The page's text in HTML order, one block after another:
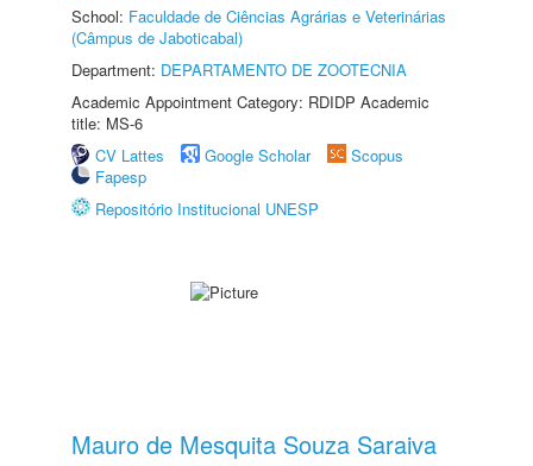
School: Faculdade de Ciências Agrárias e Veterinárias
(Câmpus de Jaboticabal)
Department: DEPARTAMENTO DE ZOOTECNIA
Academic Appointment Category: RDIDP Academic
title: MS-6
CV Lattes
Google Scholar
Scopus
Fapesp
Repositório Institucional UNESP
Mauro de Mesquita Souza Saraiva